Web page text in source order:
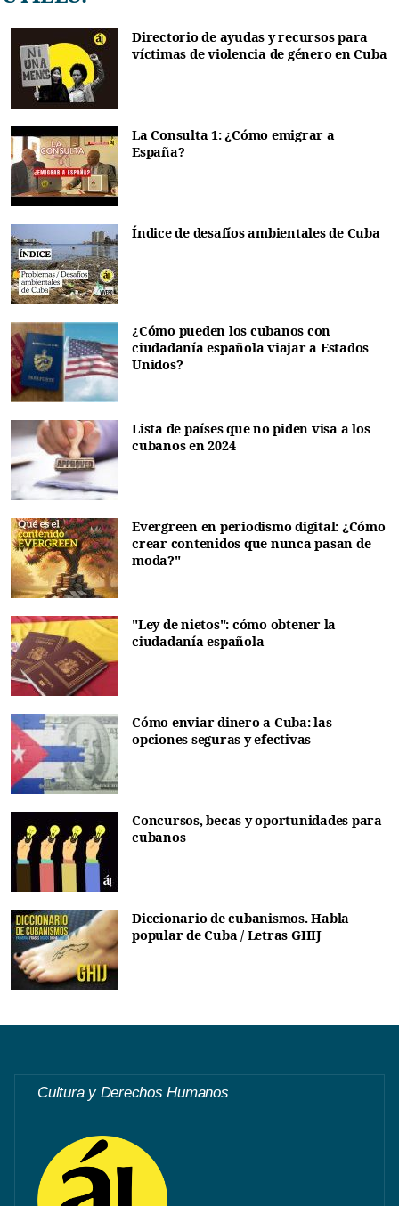
Directorio de ayudas y recursos para
víctimas de violencia de género en Cuba
La Consulta 1: ¿Cómo emigrar a
España?
Índice de desafíos ambientales de Cuba
¿Cómo pueden los cubanos con
ciudadanía española viajar a Estados
Unidos?
Lista de países que no piden visa a los
cubanos en 2024
Evergreen en periodismo digital: ¿Cómo
crear contenidos que nunca pasan de
moda?"
"Ley de nietos": cómo obtener la
ciudadanía española
Cómo enviar dinero a Cuba: las
opciones seguras y efectivas
Concursos, becas y oportunidades para
cubanos
Diccionario de cubanismos. Habla
popular de Cuba / Letras GHIJ
Cultura y Derechos Humanos